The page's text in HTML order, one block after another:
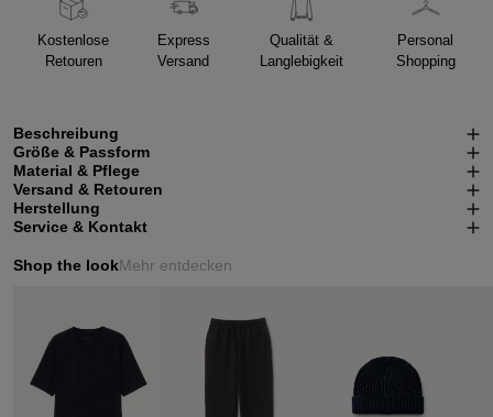
Kostenlose
Retouren
Express
Versand
Qualität &
Langlebigkeit
Personal
Shopping
Beschreibung
Größe & Passform
Material & Pflege
Versand & Retouren
Herstellung
Service & Kontakt
Shop the lookMehr entdecken